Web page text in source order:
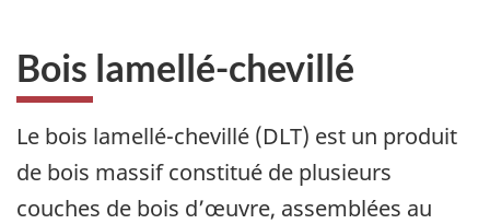
Bois lamellé-chevillé
Le bois lamellé-chevillé (DLT) est un produit
de bois massif constitué de plusieurs
couches de bois d’œuvre, assemblées au